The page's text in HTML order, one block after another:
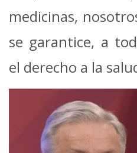
medicinas,
se garantice, a
el derecho a la